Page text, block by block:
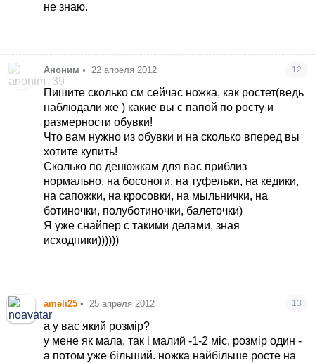
не знаю.
Аноним • 22 апреля 2012 12
Пишите сколько см сейчас ножка, как ростет(ведь
наблюдали же ) какие вы с папой по росту и
размерности обувки!
Что вам нужно из обувки и на сколько вперед вы
хотите купить!
Сколько по денюжкам для вас приблиз
нормально, на босоноги, на туфельки, на кедики,
на сапожки, на кросовки, на мыльнички, на
ботиночки, полуботиночки, балеточки)
Я уже снайпер с такими делами, зная
исходники))))))
ameli25 • 25 апреля 2012 13
а у вас який розмір?
у мене як мала, так і малий -1-2 міс, розмір один -
а потом уже більший. ножка найбільше росте на